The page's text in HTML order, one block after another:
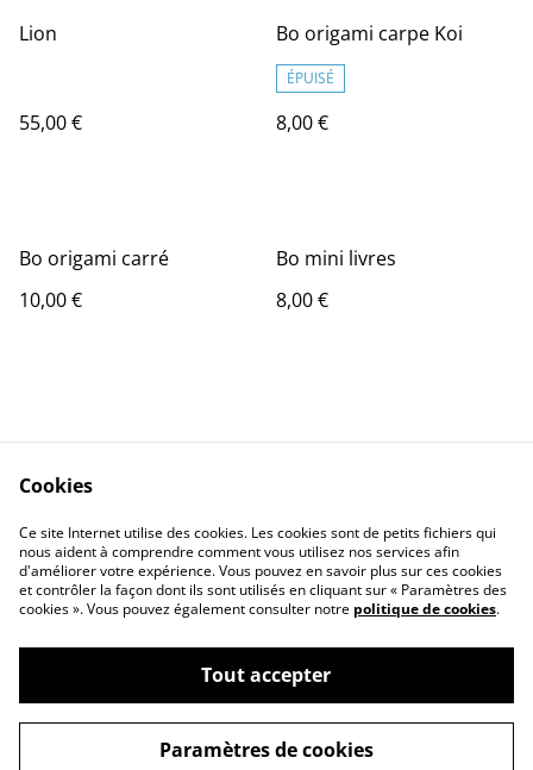
Lion
55,00 €
Bo origami carpe Koi
ÉPUISÉ
8,00 €
Bo origami carré
10,00 €
Bo mini livres
8,00 €
Contact Us
Legal Terms
Privacy Policy
Cookie Policy
©2026PAPIER DECOX
powered by
Cookies
Ce site Internet utilise des cookies. Les cookies sont de petits fichiers qui
nous aident à comprendre comment vous utilisez nos services afin
d'améliorer votre expérience. Vous pouvez en savoir plus sur ces cookies
et contrôler la façon dont ils sont utilisés en cliquant sur « Paramètres des
cookies ». Vous pouvez également consulter notre politique de cookies.
Tout accepter
Paramètres de cookies